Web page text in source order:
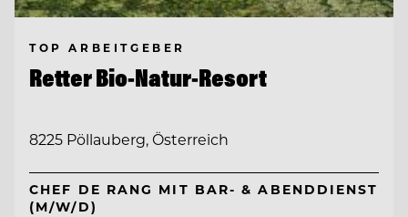
TOP ARBEITGEBER
Retter Bio-Natur-Resort
8225 Pöllauberg, Österreich
CHEF DE RANG MIT BAR- & ABENDDIENST
(M/W/D)